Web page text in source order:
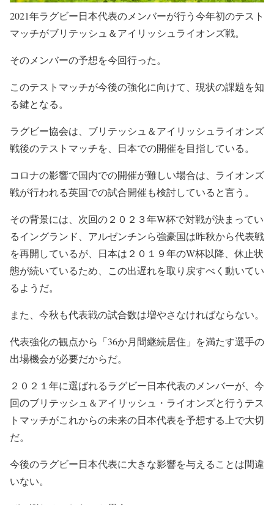
2021年ラグビー日本代表のメンバーが行う今年初のテスト
マッチがブリテッシュ＆アイリッシュライオンズ戦。
そのメンバーの予想を今回行った。
このテストマッチが今後の強化に向けて、現状の課題を知
る鍵となる。
ラグビー協会は、ブリテッシュ＆アイリッシュライオンズ
戦後のテストマッチを、日本での開催を目指している。
コロナの影響で国内での開催が難しい場合は、ライオンズ
戦が行われる英国での試合開催も検討していると言う。
その背景には、次回の２０２３年W杯で対戦が決まってい
るイングランド、アルゼンチンら強豪国は昨秋から代表戦
を再開しているが、日本は２０１９年のW杯以降、休止状
態が続いているため、この出遅れを取り戻すべく動いてい
るようだ。
また、今秋も代表戦の試合数は増やさなければならない。
代表強化の観点から「36か月間継続居住」を満たす選手の
出場機会が必要だからだ。
２０２１年に選ばれるラグビー日本代表のメンバーが、今
回のブリテッシュ＆アイリッシュ・ライオンズと行うテス
トマッチがこれからの未来の日本代表を予想する上で大切
だ。
今後のラグビー日本代表に大きな影響を与えることは間違
いない。